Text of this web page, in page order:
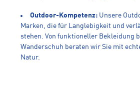
Outdoor-Kompetenz: Unsere
Marken, die für Langlebigkeit und
stehen. Von funktioneller Bekleidung
Wanderschuh beraten wir Sie mit
Natur.